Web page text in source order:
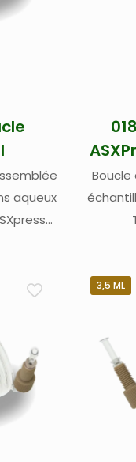
aqueux
Boucle
3,5 ML